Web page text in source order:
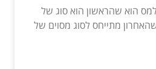
הוא שהראשון הוא סוג של
מתייחס לסוג מסוים של